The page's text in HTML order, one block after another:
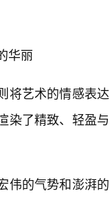
华丽
将艺术的情感表达
染了精致、轻盈与
伟的气势和澎湃的